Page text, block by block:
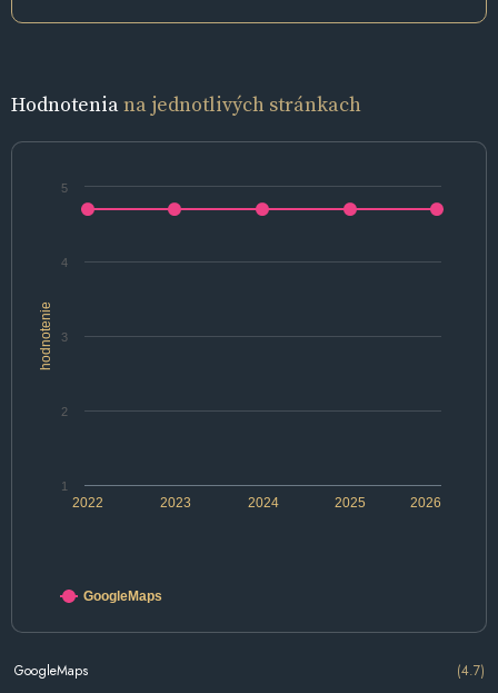
Hodnoteniana jednotlivých stránkach
hodnotenie
2022 2024 2026
2023 2025
1
2
3
4
5
GoogleMaps
GoogleMaps (4.7)